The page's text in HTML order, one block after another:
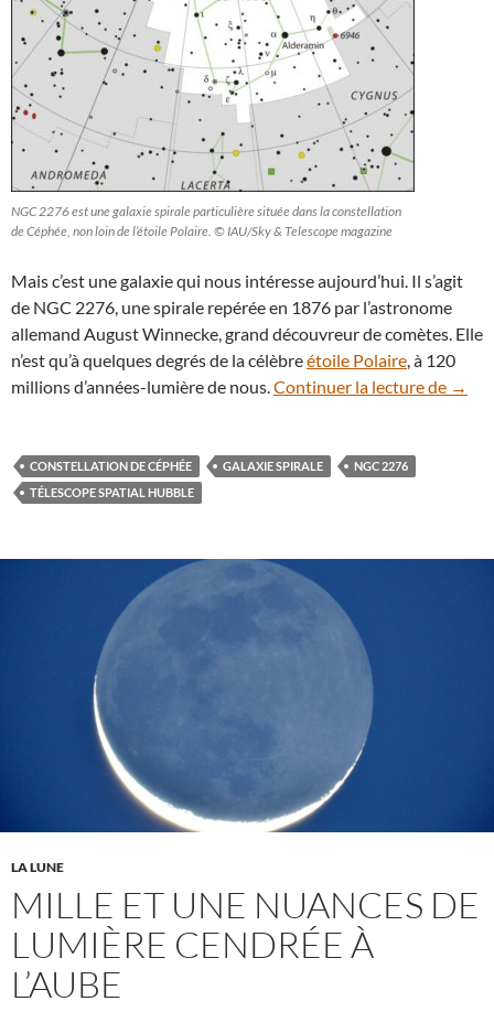
NGC 2276 est une galaxie spirale particulière située dans la constellation
de Céphée, non loin de l’étoile Polaire. © IAU/Sky & Telescope magazine
Mais c’est une galaxie qui nous intéresse aujourd’hui. Il s’agit
de NGC 2276, une spirale repérée en 1876 par l’astronome
allemand August Winnecke, grand découvreur de comètes. Elle
n’est qu’à quelques degrés de la célèbreétoile Polaire , à 120
millions d’années-lumière de nous. Continuer la lecture de →
CONSTELLATION DE CÉPHÉE GALAXIE SPIRALE
NGC 2276
TÉLESCOPE SPATIAL HUBBLE
LA LUNE
MILLE ET UNE NUANCES DE
LUMIÈRE CENDRÉE À
L’AUBE